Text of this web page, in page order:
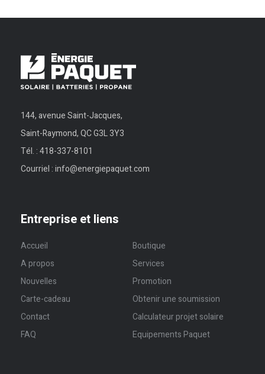
144, avenue Saint-Jacques,
Saint-Raymond, QC G3L 3Y3
Tél. :418-337-8101
Courriel :info@energiepaquet.com
Entreprise et liens
Accueil
Boutique
A propos
Services
Nouvelles
Promotion
Carte-cadeau
Obtenir une soumission
Contact
Calculateur projet solaire
FAQ
Equipements Paquet